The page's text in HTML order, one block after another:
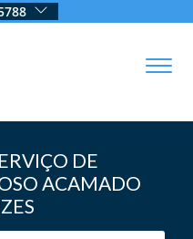
DE
ACAMADO